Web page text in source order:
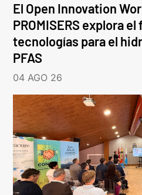
El Open Innovation
PROMISERS explora
tecnologías para el
PFAS
04 AGO 26